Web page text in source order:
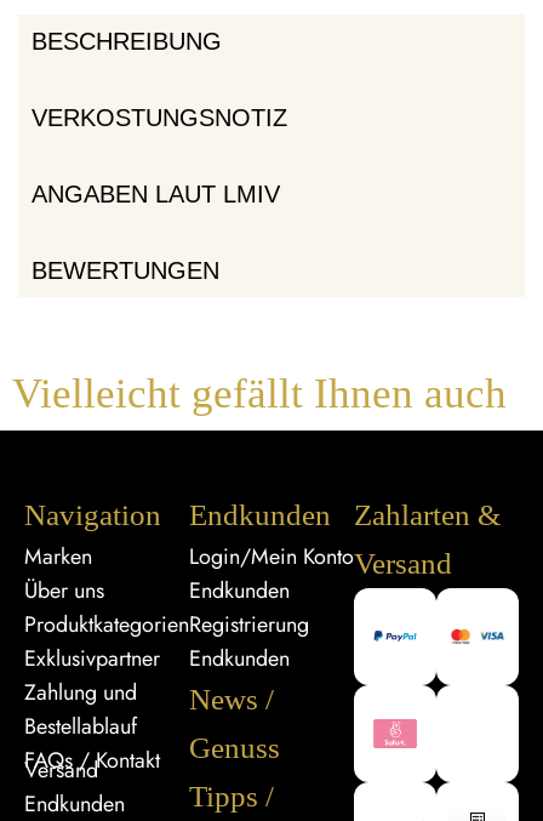
BESCHREIBUNG
VERKOSTUNGSNOTIZ
ANGABEN LAUT LMIV
BEWERTUNGEN
Vielleicht gefällt Ihnen auch
Navigation
Marken
Über uns
Produktkategorien
Exklusivpartner
Zahlung und
Bestellablauf
FAQs / Kontakt
Versand
Endkunden
Endkunden
Login/Mein Konto
Endkunden
Registrierung
Endkunden
News /
Genuss
Tipps /
Zahlarten &
Versand